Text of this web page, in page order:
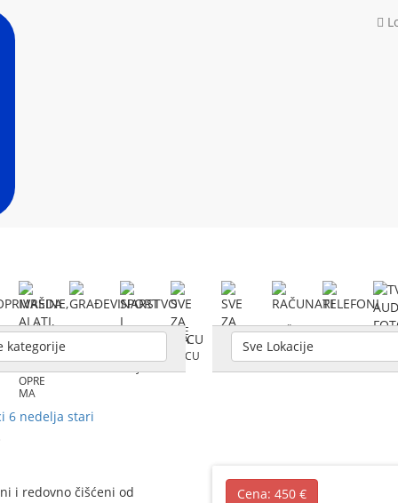
MAŠI
NE,
ALATI,
BIZNIS
OPRE
MA
GRAĐ
SPORT
ACIJA
SVE
DECU
SVE
STAN,
KUĆU
RAČU
NARI
TELEF
TV,
kategorije Sve Lokacije
6 nedelja stari
i redovno čišćeni od
Cena: 450 €